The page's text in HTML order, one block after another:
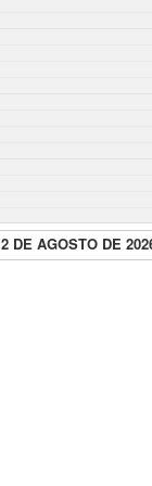
2 DE AGOSTO DE